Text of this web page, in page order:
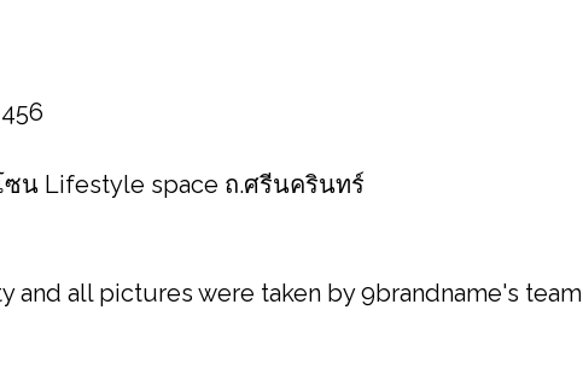
ซน Lifestyle space ถ.ศรีนครินทร์
all pictures were taken by 9brandname's team